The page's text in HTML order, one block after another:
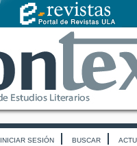
INICIAR SESIÓN BUSCAR